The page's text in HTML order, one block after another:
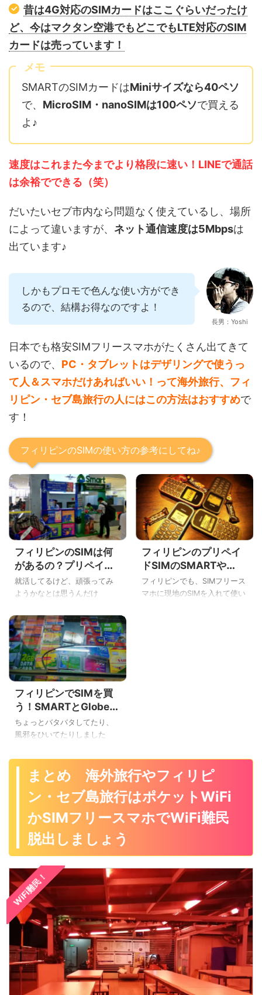
昔は4G対応のSIMカードはここぐらいだったけ
ど、今はマクタン空港でもどこでもLTE対応のSIM
カードは売っています！
メモ
SMARTのSIMカードはMiniサイズなら40ペソ
で、 MicroSIM・nanoSIMは100ペソで買える
よ♪
速度はこれまた今までより格段に速い！LINEで通話
は余裕でできる（笑）
だいたいセブ市内なら問題なく使えているし、場所
によって違いますが、 ネット通信速度は5Mbpsは
出ています♪
しかもプロモで色んな使い方ができ
るので、結構お得なのですよ！
長男：Yoshi
日本でも格安SIMフリースマホがたくさん出てきて
いるので、 PC・タブレットはデザリングで使うっ
て人＆スマホだけあればいい！って海外旅行、フィ
リピン・セブ島旅行の人にはこの方法はおすすめで
す！
フィリピンのSIMの使い方の参考にしてね♪
フィリピンのSIMは何
があるの？プリペイド
とポストペイドなど違
いを説明するよ
就活してるけど、頑張ってみ
ようかなとは思うんだけ
お仕事って男は無理！？」っ
て愚痴からはじまった、こん
にちはYoshiです。 フィリピン
短期旅行の場合は迷うけど、
セブ島留学や何度もフィリピ
ンに旅行に行く人は、SIMフリ
ースマホにフィリピンのSIMを
入れて使っています。 日本の
うよりも、圧倒的に通話料や
SMS、パケット通信料も安い
の国は、スマホ料金の体系が
プリペイド（Prepaid）とポス
トペイド（Postpaid）になっ
てい ...
フィリピンのプリペイ
ドSIMのSMARTや
Globeのプロモーショ
ンをわかりやすく説明
フィリピンでも、SIMフリース
マホに現地のSIMを入れて使い
リーのスマホに入れて、その
まま使っている人が大半です
...
フィリピンでSIMを買
う！SMARTとGlobeの
ロードやパサロード、
バランス（残高確認）
ちょっとバタバタしてたり、
風邪をひいてたりしました
ました♪ 早くブログを書かない
とネタだけが貯まっていく、
こんにちはYoshiです。 セブ島
でフィリピンのSIMを買って、
たい旅行者やセブ島留学生も
多いですね。 前回は「フィリ
ピンのSIMのお得なプロモでフ
ィリピン人の彼氏・彼女にテ
キスト・電話を！」の説明を
しましたが・・・。 セブ島で
せっかくフィリピンのSIMを買
っても、使い方がわからなけ
ればしょうがない・・・。 フ
ィリピンのSIMのSMARTとGlo
...
まとめ 海外旅行やフィリピ
ン・セブ島旅行はポケットWiFi
かSIMフリースマホでWiFi難民
脱出しましょう
WiFi難民！